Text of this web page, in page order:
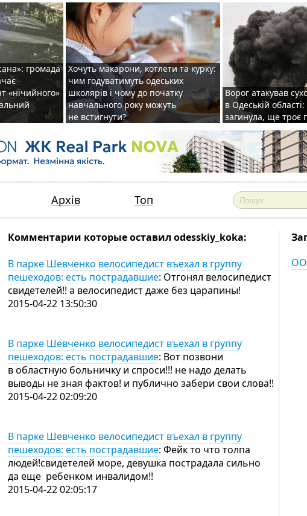
громада
«нічийного»
Хочуть макарони, котлети та курку:
чим годуватимуть одеських
школярів і чому до початку
навчального року можуть
не встигнути?
Ворог атакував
в Одеській
загинула, ще троє
Архів Топ
Комментарии которые оставил odesskiy_koka:
В парке Шевченко велосипедист въехал в группу
пешеходов: есть пострадавшие: Отгонял велосипедист
свидетелей!! а велосипедист даже без царапины!
2015-04-22 13:50:30
В парке Шевченко велосипедист въехал в группу
пешеходов: есть пострадавшие: Вот позвони
в областную больничку и спроси!!! не надо делать
выводы не зная фактов! и публично забери свои слова!!
2015-04-22 02:09:20
В парке Шевченко велосипедист въехал в группу
пешеходов: есть пострадавшие: Фейк то что толпа
людей!свидетелей море, девушка пострадала сильно
да еще ребенком инвалидом!!
2015-04-22 02:05:17